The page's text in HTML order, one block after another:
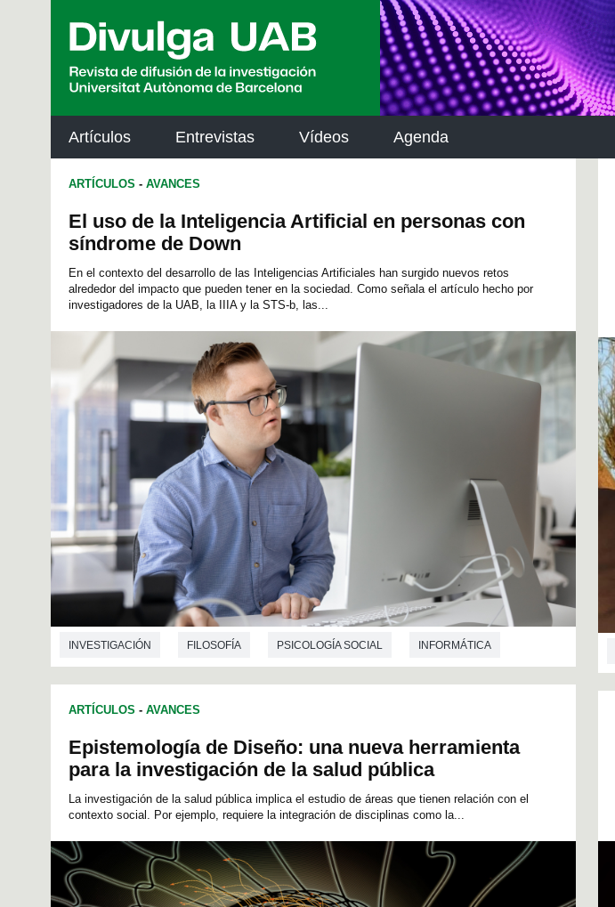
Artículos Entrevistas Vídeos Agenda
ARTÍCULOS - AVANCES
El uso de la Inteligencia Artificial en personas con
síndrome de Down
En el contexto del desarrollo de las Inteligencias Artificiales han surgido nuevos retos
alrededor del impacto que pueden tener en la sociedad. Como señala el artículo hecho por
investigadores de la UAB, la IIIA y la STS-b, las...
INVESTIGACIÓN FILOSOFÍA PSICOLOGÍA SOCIAL INFORMÁTICA
ARTÍCULOS - AVANCES
Epistemología de Diseño: una nueva herramienta
para la investigación de la salud pública
La investigación de la salud pública implica el estudio de áreas que tienen relación con el
contexto social. Por ejemplo, requiere la integración de disciplinas como la...